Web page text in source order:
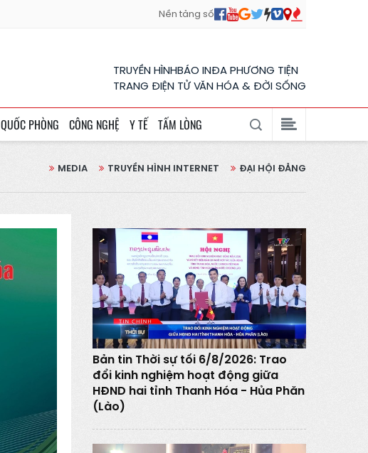
Nền tảng số
TRUYỀN HÌNHBÁO INĐA PHƯƠNG TIỆN
TRANG ĐIỆN TỬ VĂN HÓA & ĐỜI SỐNG
QUỐC PHÒNG CÔNG NGHỆ Y TẾ TẤM LÒNG
MEDIA TRUYỀN HÌNH INTERNET ĐẠI HỘI ĐẢNG
Bản tin Thời sự tối 6/8/2026: Trao
đổi kinh nghiệm hoạt động giữa
HĐND hai tỉnh Thanh Hóa - Hủa Phăn
(Lào)